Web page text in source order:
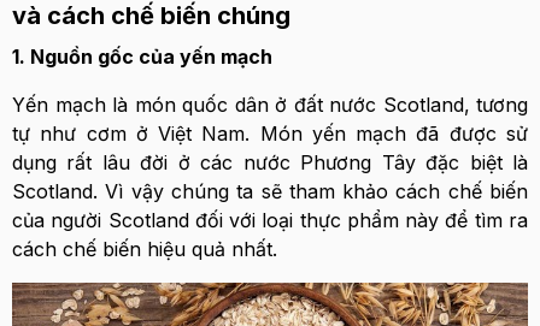
và cách chế biến chúng
1. Nguồn gốc của yến mạch
Yến mạch là món quốc dân ở đất nước Scotland, tương
tự như cơm ở Việt Nam. Món yến mạch đã được sử
dụng rất lâu đời ở các nước Phương Tây đặc biệt là
Scotland. Vì vậy chúng ta sẽ tham khảo cách chế biến
của người Scotland đối với loại thực phẩm này để tìm ra
cách chế biến hiệu quả nhất.